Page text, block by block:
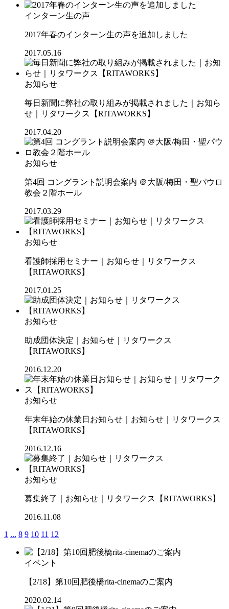
インターン生の声
2017年春のインターン生の声を追加しました
2017.05.16
お知らせ
毎日新聞に弊社の取り組みが掲載されました｜お知ら
せ｜リタワークス【RITAWORKS】
2017.04.20
お知らせ
第4回 コングラント説明会案内 ＠大阪/梅田・聖パウロ
教会２階ホール
2017.03.29
お知らせ
看護師採用セミナー｜お知らせ｜リタワークス
【RITAWORKS】
2017.01.25
お知らせ
助成団体決定｜お知らせ｜リタワークス
【RITAWORKS】
2016.12.20
お知らせ
年末年始の休業日お知らせ｜お知らせ｜リタワークス
【RITAWORKS】
2016.12.16
お知らせ
募集終了｜お知らせ｜リタワークス【RITAWORKS】
2016.11.08
1 ... 8 9 10 11 12
イベント
【2/18】第10回肥後橋rita-cinemaのご案内
2020.02.14